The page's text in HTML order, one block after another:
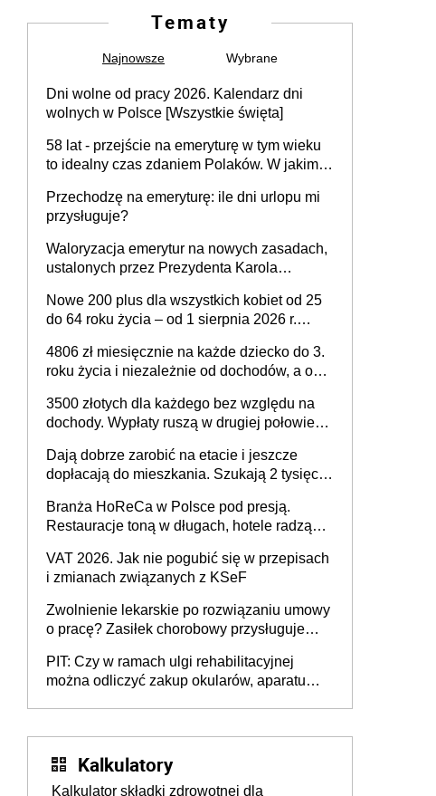
Tematy
Najnowsze Wybrane
Dni wolne od pracy 2026. Kalendarz dni
wolnych w Polsce [Wszystkie święta]
58 lat - przejście na emeryturę w tym wieku
to idealny czas zdaniem Polaków. W jakim
dlaczego?
Przechodzę na emeryturę: ile dni urlopu mi
przysługuje?
Waloryzacja emerytur na nowych zasadach,
ustalonych przez Prezydenta Karola
również kwotowa podwyżka świadczeń?
Nowe 200 plus dla wszystkich kobiet od 25
do 64 roku życia – od 1 sierpnia 2026 r.
programu rządowego
4806 zł miesięcznie na każde dziecko do 3.
roku życia i niezależnie od dochodów, a od
ma odwrócić trend spadku liczby urodzeń w
Polsce
3500 złotych dla każdego bez względu na
dochody. Wypłaty ruszą w drugiej połowie
Dają dobrze zarobić na etacie i jeszcze
dopłacają do mieszkania. Szukają 2 tysięcy
Branża HoReCa w Polsce pod presją.
Restauracje toną w długach, hotele radzą
VAT 2026. Jak nie pogubić się w przepisach
i zmianach związanych z KSeF
Zwolnienie lekarskie po rozwiązaniu umowy
o pracę? Zasiłek chorobowy przysługuje
dni od ustania stosunku pracy
PIT: Czy w ramach ulgi rehabilitacyjnej
można odliczyć zakup okularów, aparatu
Kalkulatory
Kalkulator składki zdrowotnej dla